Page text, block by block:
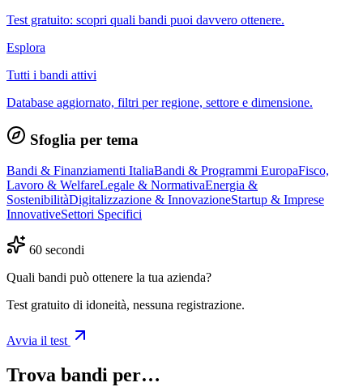
Test gratuito: scopri quali bandi puoi davvero ottenere.
Esplora
Tutti i bandi attivi
Database aggiornato, filtri per regione, settore e dimensione.
Sfoglia per tema
Bandi & Finanziamenti ItaliaBandi & Programmi EuropaFisco,
Lavoro & WelfareLegale & NormativaEnergia &
SostenibilitàDigitalizzazione & InnovazioneStartup & Imprese
InnovativeSettori Specifici
60 secondi
Quali bandi può ottenere la tua azienda?
Test gratuito di idoneità, nessuna registrazione.
Avvia il test
Trova bandi per…